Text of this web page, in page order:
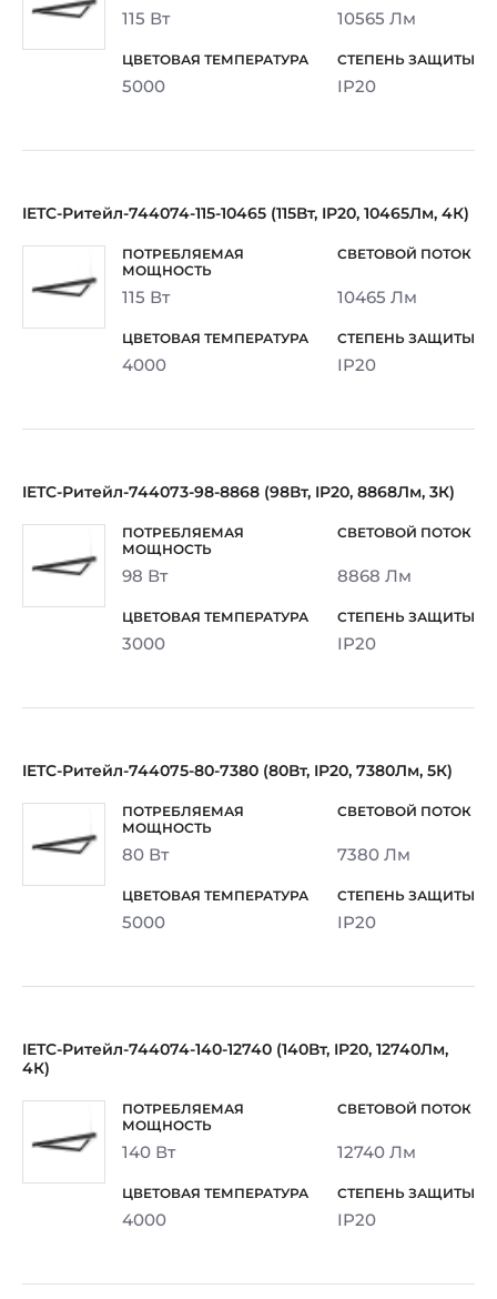
115 Вт 10565 Лм
5000 IP20
IETC-Ритейл-744074-115-10465 (115Вт, IP20, 10465Лм, 4К)
115 Вт 10465 Лм
4000 IP20
IETC-Ритейл-744073-98-8868 (98Вт, IP20, 8868Лм, 3К)
98 Вт 8868 Лм
3000 IP20
IETC-Ритейл-744075-80-7380 (80Вт, IP20, 7380Лм, 5К)
80 Вт 7380 Лм
5000 IP20
IETC-Ритейл-744074-140-12740 (140Вт, IP20, 12740Лм,
4К)
140 Вт 12740 Лм
4000 IP20